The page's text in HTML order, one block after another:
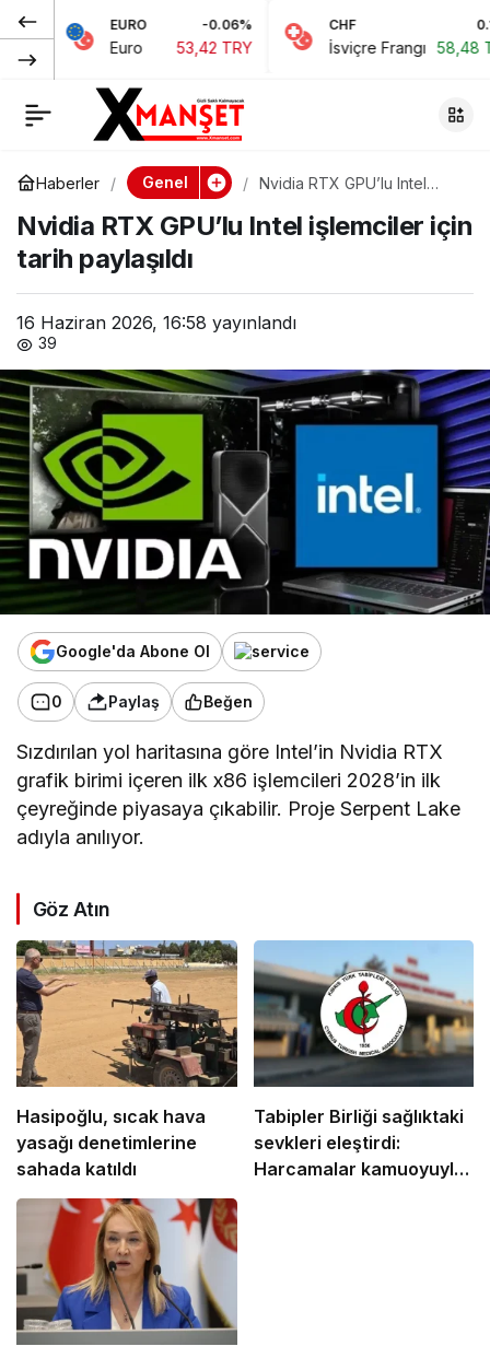
EURO -0.06%
Euro 53,42 TRY
CHF
İsviçre Frangı 58,48 TRY
Haberler Genel
Nvidia RTX GPU’lu Intel
Nvidia RTX GPU’lu Intel işlemciler için
tarih paylaşıldı
16 Haziran 2026, 16:58 yayınlandı
39
Google'da Abone Ol
0 Paylaş Beğen
Sızdırılan yol haritasına göre Intel’in Nvidia RTX
grafik birimi içeren ilk x86 işlemcileri 2028’in ilk
çeyreğinde piyasaya çıkabilir. Proje Serpent Lake
adıyla anılıyor.
Göz Atın
Hasipoğlu, sıcak hava
yasağı denetimlerine
sahada katıldı
Tabipler Birliği sağlıktaki
sevkleri eleştirdi:
Harcamalar kamuoyuyla
Xbox’ta küçülme
operasyonu başladı:
kapatılıyor